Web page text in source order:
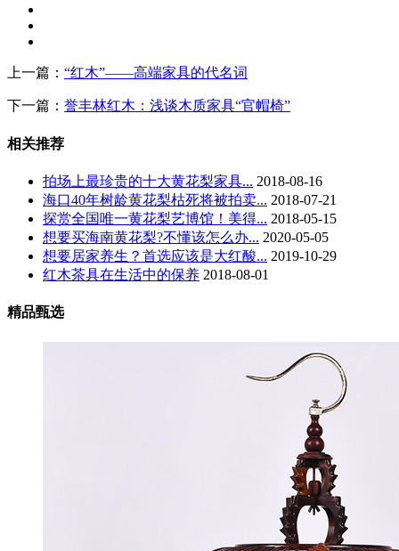
上一篇： “红木”——高端家具的代名词
下一篇： 誉丰林红木：浅谈木质家具“官帽椅”
相关推荐
拍场上最珍贵的十大黄花梨家具... 2018-08-16
海口40年树龄黄花梨枯死将被拍卖... 2018-07-21
探赏全国唯一黄花梨艺博馆！美得... 2018-05-15
想要买海南黄花梨?不懂该怎么办... 2020-05-05
想要居家养生？首选应该是大红酸... 2019-10-29
红木茶具在生活中的保养 2018-08-01
精品甄选